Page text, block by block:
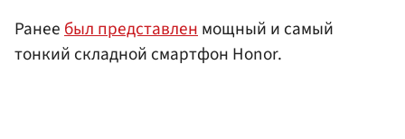
Ранеебыл представленмощный и самый
тонкий складной смартфон Honor.